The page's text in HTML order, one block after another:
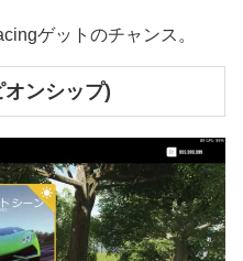
ゲットのチャンス。
ンシップ)